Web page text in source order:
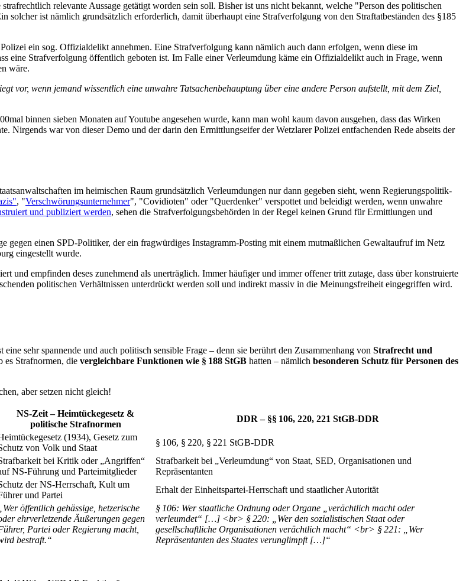
relevante Aussage getätigt worden sein soll. Bisher ist uns nicht bekannt, welche "Person des politischen
solcher ist nämlich grundsätzlich erforderlich, damit überhaupt eine Strafverfolgung von den Straftatbeständen des §185
ein sog. Offizialdelikt annehmen. Eine Strafverfolgung kann nämlich auch dann erfolgen, wenn diese im
eine Strafverfolgung öffentlich geboten ist. Im Falle einer Verleumdung käme ein Offizialdelikt auch in Frage, wenn
wäre.
vor, wenn jemand wissentlich eine unwahre Tatsachenbehauptung über eine andere Person aufstellt, mit dem Ziel,
binnen sieben Monaten auf Youtube angesehen wurde, kann man wohl kaum davon ausgehen, dass das Wirken
Nirgends war von dieser Demo und der darin den Ermittlungseifer der Wetzlarer Polizei entfachenden Rede abseits der
im heimischen Raum grundsätzlich Verleumdungen nur dann gegeben sieht, wenn Regierungspolitik-
, "Verschwörungsunternehmer", "Covidioten" oder "Querdenker" verspottet und beleidigt werden, wenn unwahre
und publiziert werden, sehen die Strafverfolgungsbehörden in der Regel keinen Grund für Ermittlungen und
gegen einen SPD-Politiker, der ein fragwürdiges Instagramm-Posting mit einem mutmaßlichen Gewaltaufruf im Netz
eingestellt wurde.
und empfinden deses zunehmend als unerträglich. Immer häufiger und immer offener tritt zutage, dass über konstruierte
politischen Verhältnissen unterdrückt werden soll und indirekt massiv in die Meinungsfreiheit eingegriffen wird.
sehr spannende und auch politisch sensible Frage – denn sie berührt den Zusammenhang von Strafrecht und
Strafnormen, die vergleichbare Funktionen wie § 188 StGB hatten – nämlich besonderen Schutz für Personen des
aber setzen nicht gleich!
NS-Zeit– Heimtückegesetz &
politische Strafnormen
DDR– §§ 106, 220, 221 StGB-DDR
(1934), Gesetz zum
von Volk und Staat
§ 106, § 220, § 221 StGB-DDR
bei Kritik oder „Angriffen“
NS-Führung und Parteimitglieder
Strafbarkeit bei „Verleumdung“ von Staat, SED, Organisationen und
Repräsentanten
der NS-Herrschaft, Kult um
und Partei
Erhalt der Einheitspartei-Herrschaft und staatlicher Autorität
öffentlich gehässige, hetzerische
ehrverletzende Äußerungen gegen
Partei oder Regierung macht,
bestraft.“
§ 106: Wer staatliche Ordnung oder Organe „verächtlich macht oder
verleumdet“ […] <br> § 220: „Wer den sozialistischen Staat oder
gesellschaftliche Organisationen verächtlich macht“ <br> § 221: „Wer
Repräsentanten des Staates verunglimpft […]“